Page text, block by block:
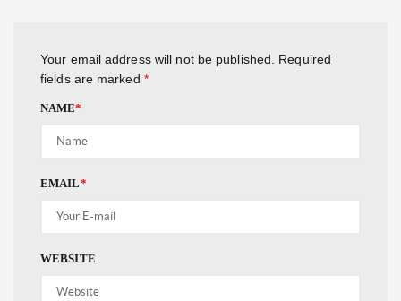
Your email address will not be published.
Required
fields are marked *
NAME*
EMAIL*
WEBSITE